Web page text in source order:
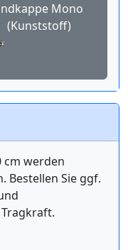
Mono
(Kunststoff)
Bestellen Sie ggf.